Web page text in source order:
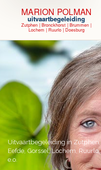
MARION POLMAN
uitvaartbegeleiding
Zutphen | Bronckhorst | Brummen |
Lochem | Ruurlo | Doesburg
Uitvaartbegeleiding in
Eefde, Gorssel, Lochem,
e.o.